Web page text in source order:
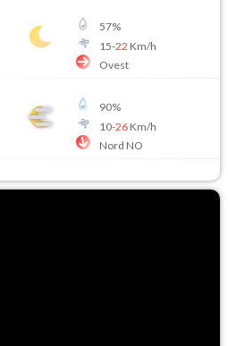
57%
15-22 Km/h
Ovest
90%
10-26Km/h
Nord NO